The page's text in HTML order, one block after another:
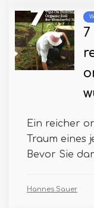
Ein reicher
Traum eines
Bevor Sie
Hannes Sauer